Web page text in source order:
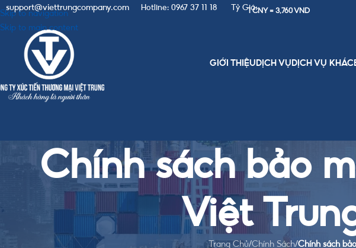
Skip to navigation
Skip to main content
support@viettrungcompany.com Hotline: 0967 37 11 18 Tỷ Giá:1 CNY = 3,760 VND
GIỚI THIỆU DỊCH VỤ DỊCH VỤ KHÁC
Chính sách bảo
Việt
Trang Chủ/Chính Sách/Chính sách